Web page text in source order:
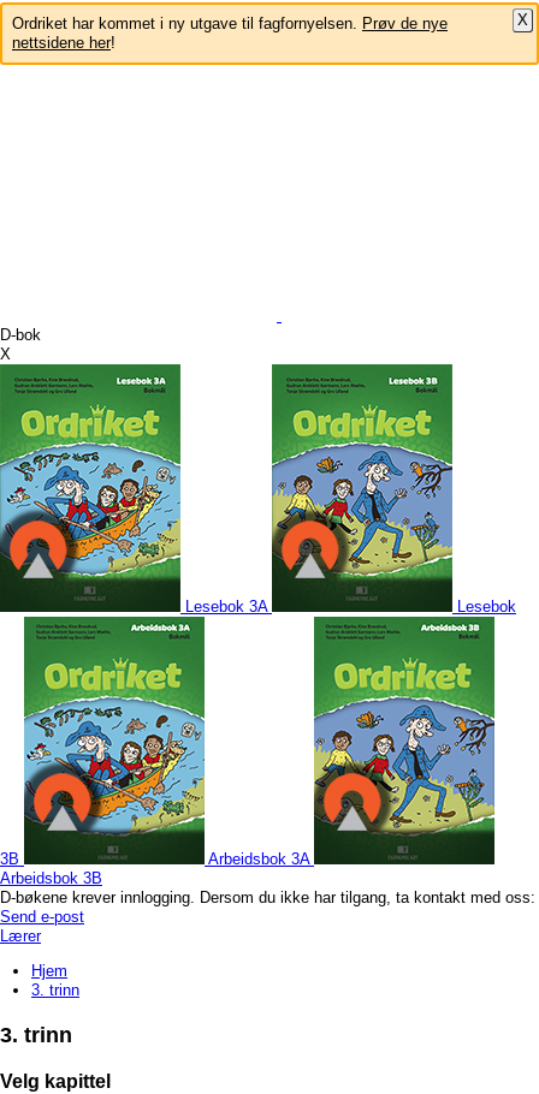
Ordriket har kommet i ny utgave til fagfornyelsen. Prøv de nye
nettsidene her!
X
D-bok
X
Lesebok 3A Lesebok
3B
Arbeidsbok 3A
Arbeidsbok 3B
D-bøkene krever innlogging. Dersom du ikke har tilgang, ta kontakt med oss:
Send e-post
Lærer
Hjem
3. trinn
3. trinn
Velg kapittel